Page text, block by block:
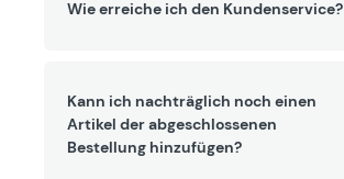
Wie erreiche ich den Kundenservice?
Kann ich nachträglich noch einen
Artikel der abgeschlossenen
Bestellung hinzufügen?